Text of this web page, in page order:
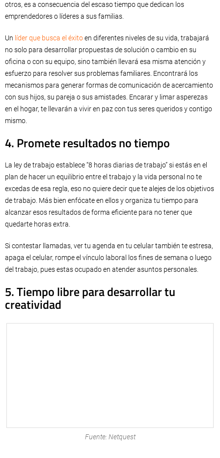
otros, es a consecuencia del escaso tiempo que dedican los
emprendedores o líderes a sus familias.
Un líder que busca el éxitoen diferentes niveles de su vida, trabajará
no solo para desarrollar propuestas de solución o cambio en su
oficina o con su equipo, sino también llevará esa misma atención y
esfuerzo para resolver sus problemas familiares. Encontrará los
mecanismos para generar formas de comunicación de acercamiento
con sus hijos, su pareja o sus amistades. Encarar y limar asperezas
en el hogar, te llevarán a vivir en paz con tus seres queridos y contigo
mismo.
4. Promete resultados no tiempo
La ley de trabajo establece “8 horas diarias de trabajo” si estás en el
plan de hacer un equilibrio entre el trabajo y la vida personal no te
excedas de esa regla, eso no quiere decir que te alejes de los objetivos
de trabajo. Más bien enfócate en ellos y organiza tu tiempo para
alcanzar esos resultados de forma eficiente para no tener que
quedarte horas extra.
Si contestar llamadas, ver tu agenda en tu celular también te estresa,
apaga el celular, rompe el vínculo laboral los fines de semana o luego
del trabajo, pues estas ocupado en atender asuntos personales.
5. Tiempo libre para desarrollar tu
creatividad
Fuente: Netquest